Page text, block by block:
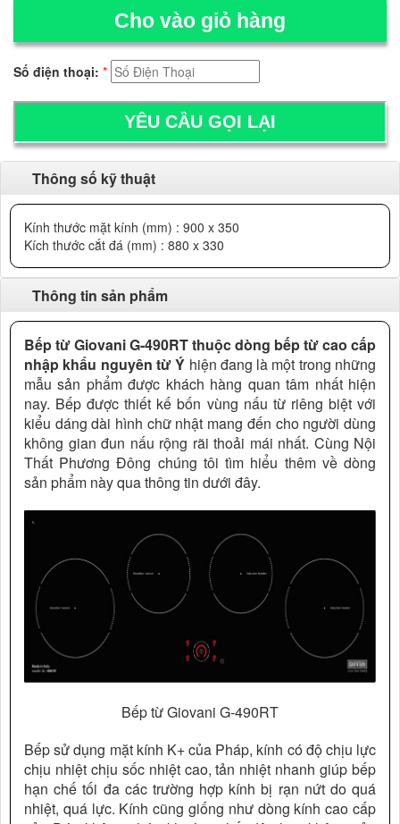
Cho vào giỏ hàng
Số điện thoại: *
Thông số kỹ thuật
Kính thước mặt kính (mm) : 900 x 350
Kích thước cắt đá (mm) : 880 x 330
Thông tin sản phẩm
Bếp từ Giovani G-490RT thuộc dòng bếp từ cao cấp
nhập khẩu nguyên từ Ý hiện đang là một trong những
mẫu sản phẩm được khách hàng quan tâm nhất hiện
nay. Bếp được thiết kế bốn vùng nấu từ riêng biệt với
kiểu dáng dài hình chữ nhật mang đến cho người dùng
không gian đun nấu rộng rãi thoải mái nhất. Cùng Nội
Thất Phương Đông chúng tôi tìm hiểu thêm về dòng
sản phẩm này qua thông tin dưới đây.
Bếp từ Giovani G-490RT
Bếp sử dụng mặt kính K+ của Pháp, kính có độ chịu lực
chịu nhiệt chịu sốc nhiệt cao, tản nhiệt nhanh giúp bếp
hạn chế tối đa các trường hợp kính bị rạn nứt do quá
nhiệt, quá lực. Kính cũng giống như dòng kính cao cấp